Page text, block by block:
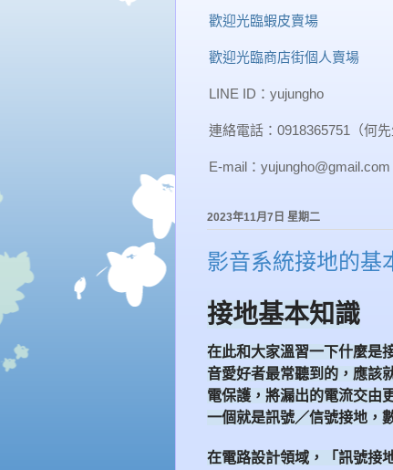
歡迎光臨蝦皮賣場
歡迎光臨商店街個人賣場
LINE ID：yujungho
連絡電話：0918365751（何先
E-mail：yujungho@gmail.com
2023年11月7日 星期二
影音系統接地的基
接地基本知識
在此和大家溫習一下什麼是
音愛好者最常聽到的，應該
電保護，將漏出的電流交由
一個就是訊號／信號接地，
在電路設計領域，「訊號接